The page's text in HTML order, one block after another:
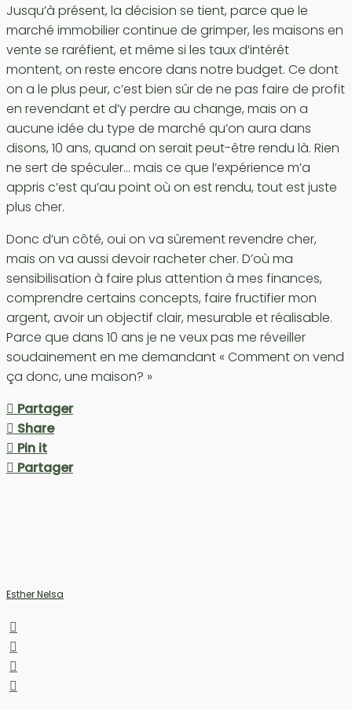
Jusqu’à présent, la décision se tient, parce que le
marché immobilier continue de grimper, les maisons en
vente se raréfient, et même si les taux d’intérêt
montent, on reste encore dans notre budget. Ce dont
on a le plus peur, c’est bien sûr de ne pas faire de profit
en revendant et d’y perdre au change, mais on a
aucune idée du type de marché qu’on aura dans
disons, 10 ans, quand on serait peut-être rendu là. Rien
ne sert de spéculer… mais ce que l’expérience m’a
appris c’est qu’au point où on est rendu, tout est juste
plus cher.
Donc d’un côté, oui on va sûrement revendre cher,
mais on va aussi devoir racheter cher. D’où ma
sensibilisation à faire plus attention à mes finances,
comprendre certains concepts, faire fructifier mon
argent, avoir un objectif clair, mesurable et réalisable.
Parce que dans 10 ans je ne veux pas me réveiller
soudainement en me demandant « Comment on vend
ça donc, une maison? »
Partager
Share
Pin it
Partager
Esther Nelsa